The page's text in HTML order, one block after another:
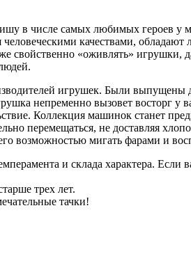
в числе самых любимых героев у
качествами,
«оживлять» игрушки,
игрушек. Были
непременно вызовет восторг у
Коллекция машинок станет
перемещаться, не доставляя
возможностью мигать фарами и
и склада характера. Если
трех лет.
тачки!